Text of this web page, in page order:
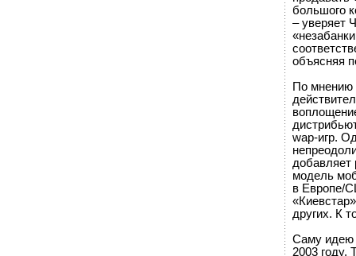
большого
– уверяет
объясняя
По мнению
wap-игр.
добавляет
модель
в Европе/
других. К
Саму идею
2003 году.